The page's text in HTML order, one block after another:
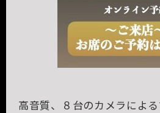
高音質、８台のカメラによ